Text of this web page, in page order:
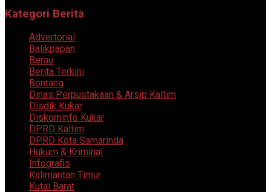
Kategori Berita
Advertorial
Balikpapan
Berau
Berita Terkini
Bontang
Dinas Perpustakaan & Arsip Kaltim
Disdik Kukar
Diskominfo Kukar
DPRD Kaltim
DPRD Kota Samarinda
Hukum & Kriminal
Infografis
Kalimantan Timur
Kutai Barat